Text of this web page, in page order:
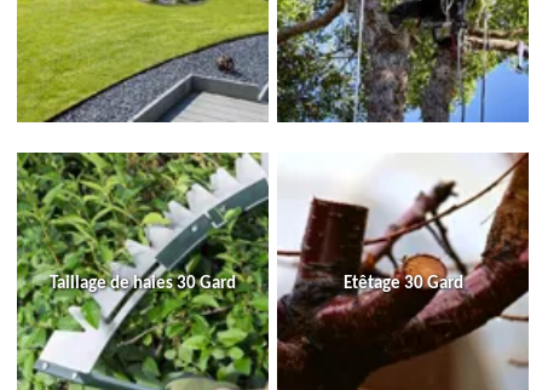
Taillage de haies 30 Gard Etêtage 30 Gard